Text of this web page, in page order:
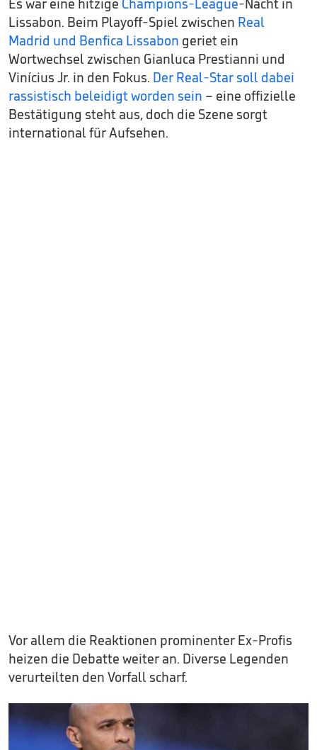
Es war eine hitzige Champions-League-Nacht in
Lissabon. Beim Playoff-Spiel zwischen Real
Madrid und Benfica Lissabon geriet ein
Wortwechsel zwischen Gianluca Prestianni und
Vinícius Jr. in den Fokus. Der Real-Star soll dabei
rassistisch beleidigt worden sein – eine offizielle
Bestätigung steht aus, doch die Szene sorgt
international für Aufsehen.
Vor allem die Reaktionen prominenter Ex-Profis
heizen die Debatte weiter an. Diverse Legenden
verurteilten den Vorfall scharf.